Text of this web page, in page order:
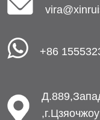
+86